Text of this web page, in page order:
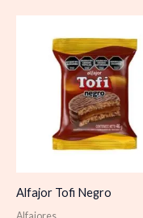
Alfajor Tofi Negro